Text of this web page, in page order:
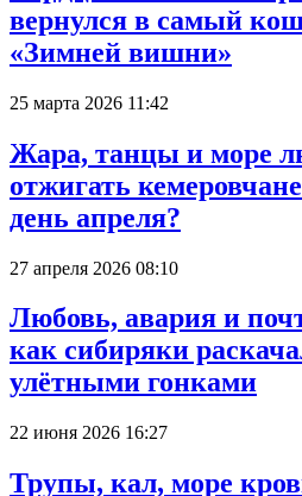
вернулся в самый
«Зимней вишни»
25 марта 2026 11:42
Жара, танцы и море
отжигать
день апреля?
27 апреля 2026 08:10
Любовь, авария и
как сибиряки
улётными гонками
22 июня 2026 16:27
Трупы, кал, море